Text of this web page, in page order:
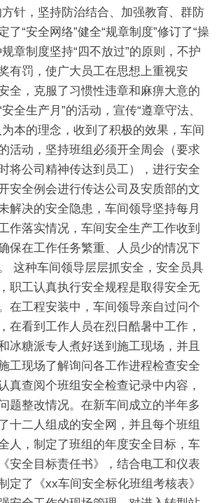
针，坚持防治结合、加强教育、群防
了“安全网络”健全“规章制度”修订了“操
章制度坚持“四不放过”的原则，不护
有罚，使广大员工在思想上重视安
全，克服了习惯性违章和麻痹大意的
全生产月”的活动，宣传“遵章守法、
本的理念，收到了积极的效果，车间
活动，坚持班组必须开全周会（要求
将公司精神传达到员工），进行安全
安全例会进行传达公司及安质部的文
解决的安全隐患，车间领导坚持每月
作落实情况，车间安全生产工作收到
保在工作任务繁重、人员少的情况下
这种车间领导层层抓安全，安全员具
职工认真执行安全规程是取得安全无
在工程安装中，车间领导亲自过问个
在看到工作人员在烈日酷暑中工作，
冰糖派专人煮好送到施工现场，并且
工现场了解询问各工作进程检查安全
真查阅个班组安全检查记录中内容，
题整改情况。在新车间成立的半年多
十二人组成的安全网，并且每个班组
人，制定了班组的年度安全目标，车
安全目标责任书》，结合电工和仪表
定了《xx车间安全标化班组考核表》